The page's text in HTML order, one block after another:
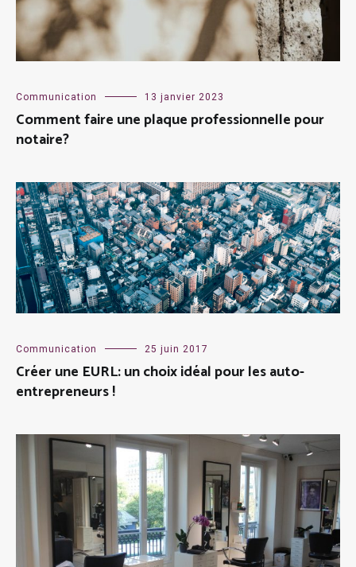
Communication 13 janvier 2023
Comment faire une plaque professionnelle pour
notaire?
Communication 25 juin 2017
Créer une EURL: un choix idéal pour les auto-
entrepreneurs !